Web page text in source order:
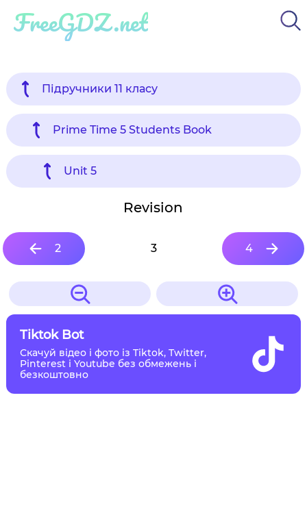
FreeGDZ.net
Підручники 11 класу
Prime Time 5 Students Book
Unit 5
Revision
2 3 4
Tiktok Bot
Скачуй відео і фото із Tiktok, Twitter,
Pinterest і Youtube без обмежень і
безкоштовно